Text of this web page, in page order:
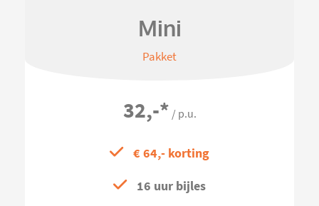
Mini
Pakket
32,-* / p.u.
€ 64,- korting
16 uur bijles